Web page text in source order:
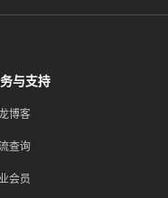
与支持
博客
查询
会员